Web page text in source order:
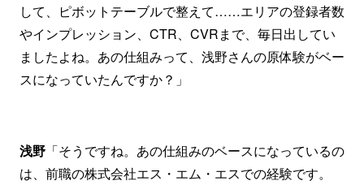
して、ピボットテーブルで整えて……エリアの登録者数
やインプレッション、CTR、CVRまで、毎日出してい
ましたよね。あの仕組みって、浅野さんの原体験がベー
スになっていたんですか？」
浅野 「そうですね。あの仕組みのベースになっているの
は、前職の株式会社エス・エム・エスでの経験です。